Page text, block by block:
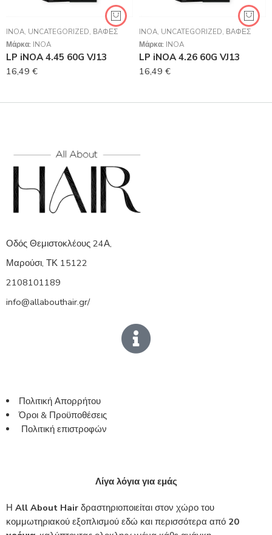
INOA, UNCATEGORIZED, ΒΑΦΈΣ
Μάρκα: INOA
LP iNOA 4.45 60G VJ13
16,49 €
INOA, UNCATEGORIZED, ΒΑΦΈΣ
Μάρκα: INOA
LP iNOA 4.26 60G VJ13
16,49 €
Οδός Θεμιστοκλέους 24Α,
Μαρούσι, ΤΚ 15122
2108101189
info@allabouthair.gr/
Πολιτική Απορρήτου
Όροι & Προϋποθέσεις
Πολιτική επιστροφών
Λίγα λόγια για εμάς
Η All About Hair δραστηριοποιείται στον χώρο του
κομμωτηριακού εξοπλισμού εδώ και περισσότερα από 20